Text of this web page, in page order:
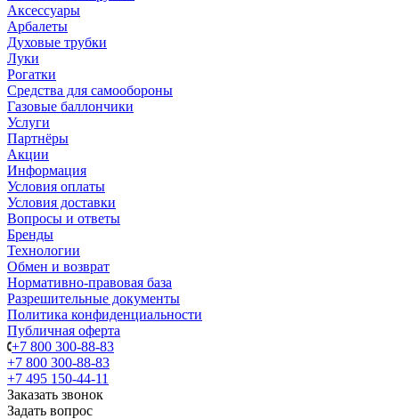
Аксессуары
Арбалеты
Духовые трубки
Луки
Рогатки
Средства для самообороны
Газовые баллончики
Услуги
Партнёры
Акции
Информация
Условия оплаты
Условия доставки
Вопросы и ответы
Бренды
Технологии
Обмен и возврат
Нормативно-правовая база
Разрешительные документы
Политика конфиденциальности
Публичная оферта
+7 800 300-88-83
+7 800 300-88-83
+7 495 150-44-11
Заказать звонок
Задать вопрос